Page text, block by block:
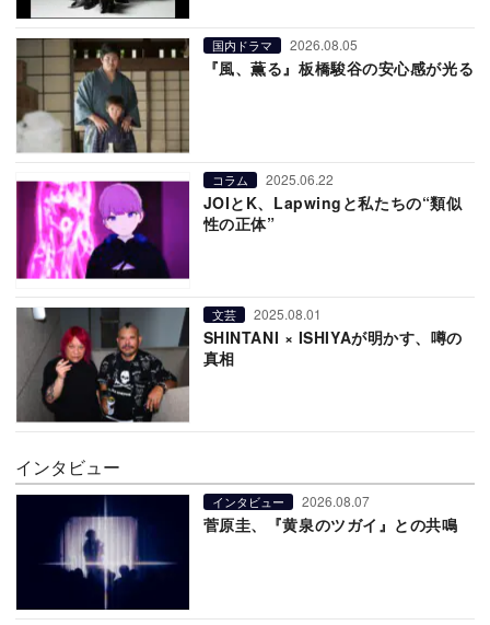
国内ドラマ 2026.08.05
『風、薫る』板橋駿谷の安心感が光る
コラム 2025.06.22
JOIとK、Lapwingと私たちの“類似
性の正体”
文芸 2025.08.01
SHINTANI × ISHIYAが明かす、噂の
真相
インタビュー
インタビュー 2026.08.07
菅原圭、『黄泉のツガイ』との共鳴